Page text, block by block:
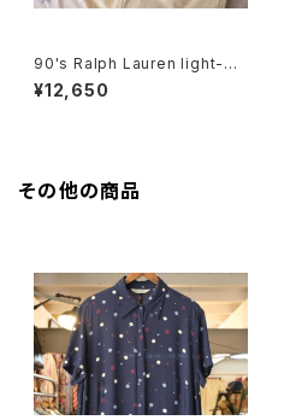
90's Ralph Lauren light-be
ige cotton easy Pants
¥12,650
その他の商品